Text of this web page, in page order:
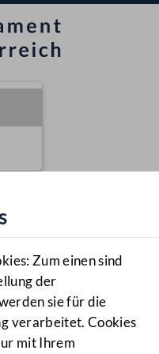
Zum einen sind
der
sie für die
verarbeitet. Cookies
mit Ihrem